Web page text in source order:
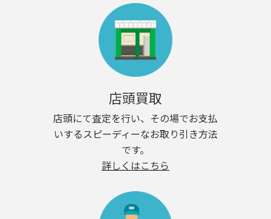
店頭買取
店頭にて査定を行い、その場でお支払
いするスピーディーなお取り引き方法
です。
詳しくはこちら